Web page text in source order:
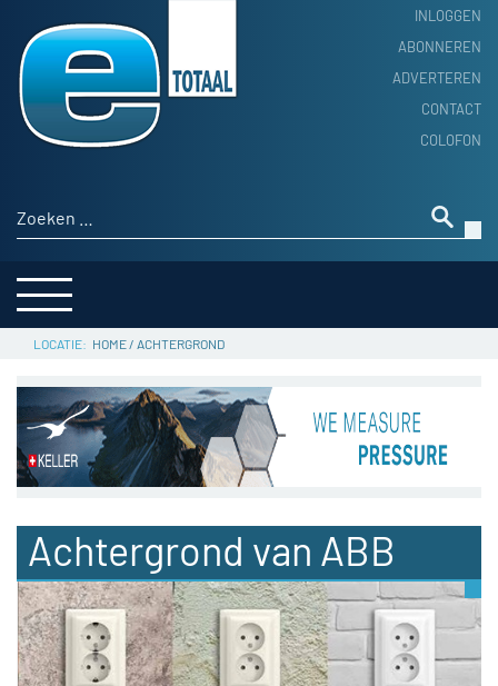
INLOGGEN
ABONNEREN
ADVERTEREN
CONTACT
COLOFON
Zoeken naar:
HOME
PRODUCTNIEUWS
ACHTERGROND
THEMA’S
SERVICE
HOME/ ACHTERGROND
Achtergrond van ABB